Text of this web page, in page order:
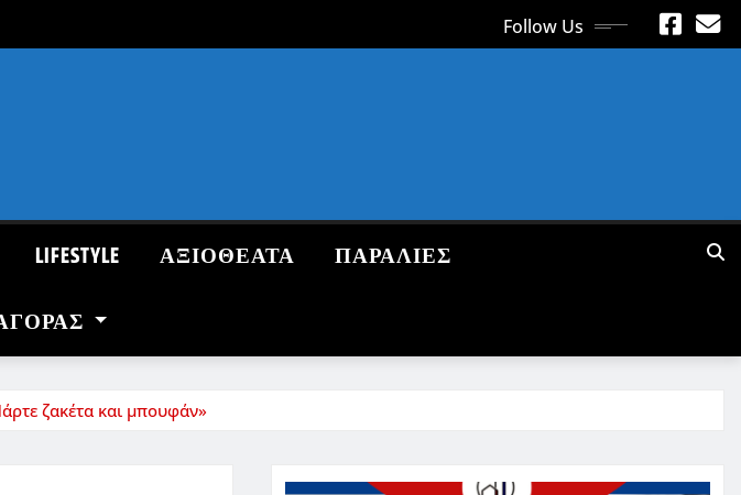
Follow Us
LIFESTYLE ΑΞΙΟΘΕΑΤΑ ΠΑΡΑΛΙΕΣ
ζακέτα και μπουφάν»